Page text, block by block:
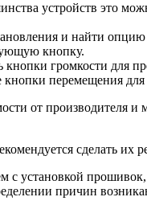
устройств это
и найти
кнопку.
громкости для
перемещения
от производителя
сделать
установкой
причин